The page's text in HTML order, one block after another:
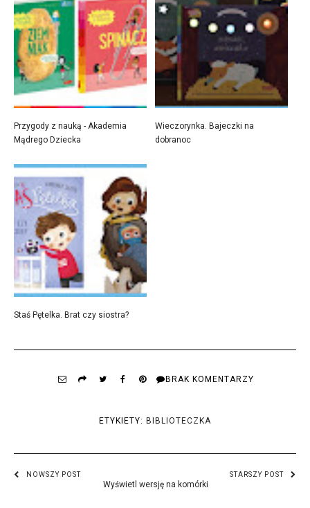
Przygody z nauką - Akademia
Mądrego Dziecka
Wieczorynka. Bajeczki na
dobranoc
Staś Pętelka. Brat czy siostra?
BRAK KOMENTARZY
ETYKIETY: BIBLIOTECZKA
NOWSZY POST STARSZY POST
Wyświetl wersję na komórki